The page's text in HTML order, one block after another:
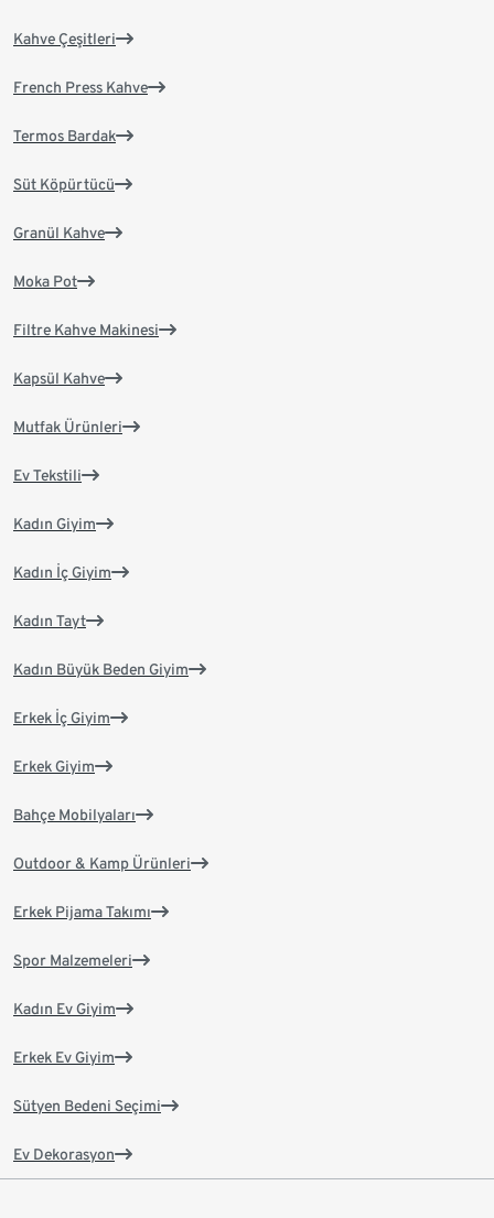
Kahve Çeşitleri
French Press Kahve
Termos Bardak
Süt Köpürtücü
Granül Kahve
Moka Pot
Filtre Kahve Makinesi
Kapsül Kahve
Mutfak Ürünleri
Ev Tekstili
Kadın Giyim
Kadın İç Giyim
Kadın Tayt
Kadın Büyük Beden Giyim
Erkek İç Giyim
Erkek Giyim
Bahçe Mobilyaları
Outdoor & Kamp Ürünleri
Erkek Pijama Takımı
Spor Malzemeleri
Kadın Ev Giyim
Erkek Ev Giyim
Sütyen Bedeni Seçimi
Ev Dekorasyon